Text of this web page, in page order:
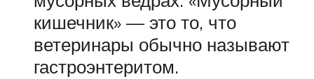
кишечник» — это то, что
ветеринары обычно называют
гастроэнтеритом.